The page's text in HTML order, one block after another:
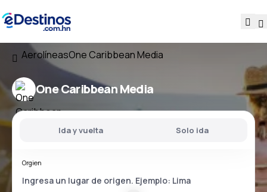
AerolíneasOne Caribbean Media
One Caribbean Media
Ida y vuelta Solo ida
Orgien